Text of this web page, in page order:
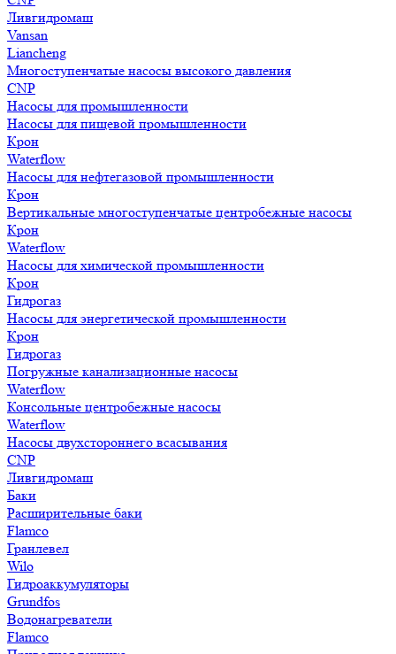
Ливгидромаш
Vansan
Liancheng
Многоступенчатые насосы высокого давления
CNP
Насосы для промышленности
Насосы для пищевой промышленности
Крон
Waterflow
Насосы для нефтегазовой промышленности
Крон
Вертикальные многоступенчатые центробежные насосы
Крон
Waterflow
Насосы для химической промышленности
Крон
Гидрогаз
Насосы для энергетической промышленности
Крон
Гидрогаз
Погружные канализационные насосы
Waterflow
Консольные центробежные насосы
Waterflow
Насосы двухстороннего всасывания
CNP
Ливгидромаш
Баки
Расширительные баки
Flamco
Гранлевел
Wilo
Гидроаккумуляторы
Grundfos
Водонагреватели
Flamco